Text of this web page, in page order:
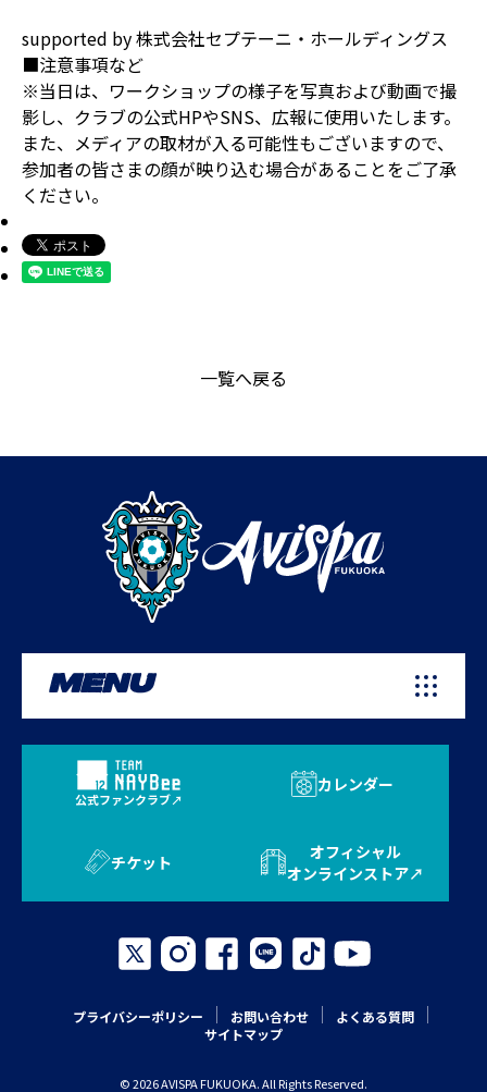
supported by 株式会社セプテーニ・ホールディングス
■注意事項など
※当日は、ワークショップの様子を写真および動画で撮
影し、クラブの公式HPやSNS、広報に使用いたします。
また、メディアの取材が入る可能性もございますので、
参加者の皆さまの顔が映り込む場合があることをご了承
ください。
一覧へ戻る
MENU
公式ファンクラブ
カレンダー
チケット
オフィシャル
オンラインストア
プライバシーポリシー お問い合わせ
よくある質問
サイトマップ
© 2026 AVISPA FUKUOKA. All Rights Reserved.